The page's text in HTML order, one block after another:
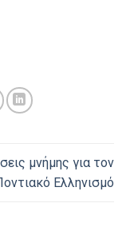
μνήμης για τον
Ελληνισμό